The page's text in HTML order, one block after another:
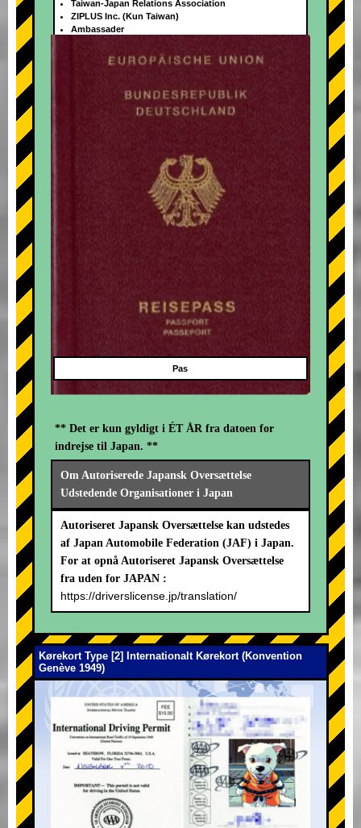
+
Taiwan-Japan Relations Association
ZIPLUS Inc. (Kun Taiwan)
Ambassader
Pas
** Det er kun gyldigt i ÉT ÅR fra datoen for
indrejse til Japan. **
Om Autoriserede Japansk Oversættelse
Udstedende Organisationer i Japan
Autoriseret Japansk Oversættelse kan udstedes
af Japan Automobile Federation (JAF) i Japan.
For at opnå Autoriseret Japansk Oversættelse
fra uden for JAPAN :
https://driverslicense.jp/translation/
Kørekort Type [2] Internationalt Kørekort (Konvention
Genève 1949)